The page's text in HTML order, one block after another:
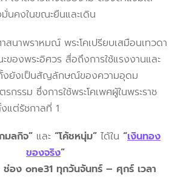
นคงในขณะยืนและเดิน
สนาพราหมณ์ พระโคเปรียบเสมือนเทวดา
ของพระอิศวร สื่อถึงการใช้แรงงานและ
งยังเป็นสัญลักษณ์ของความอุดม
กรรม ซึ่งการใช้พระโคเพศผู้ในพระราช
แต่รัชกาลที่ 1
มลกิจ” และ “โค้ชหนุ่ม” ได้ใน “เงินทอง
ของจริง”
ช่อง one31 ทุกวันจันทร์ – ศุกร์ เวลา